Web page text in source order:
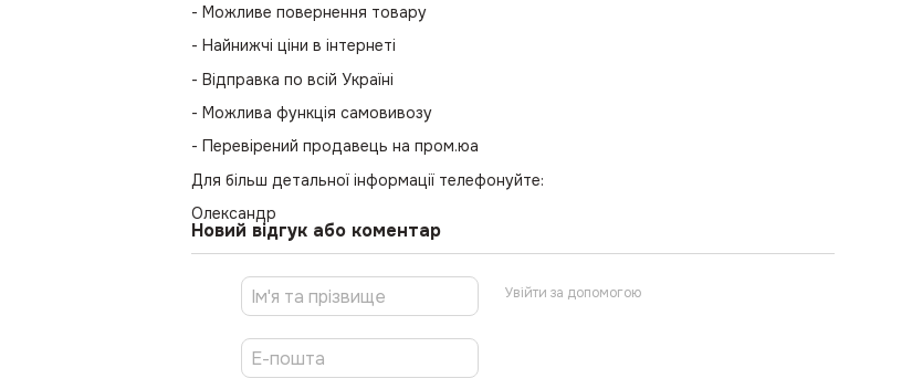
- Можливе повернення товару
- Найнижчі ціни в інтернеті
- Відправка по всій Україні
- Можлива функція самовивозу
- Перевірений продавець на пром.юа
Для більш детальної інформації телефонуйте:
Олександр
Новий відгук або коментар
Увійти за допомогою